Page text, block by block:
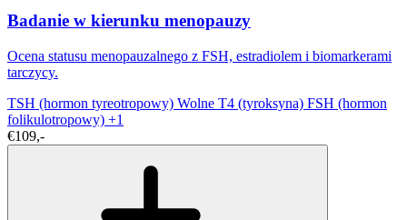
Badanie w kierunku menopauzy
Ocena statusu menopauzalnego z FSH, estradiolem i biomarkerami
tarczycy.
TSH (hormon tyreotropowy) Wolne T4 (tyroksyna) FSH (hormon
folikulotropowy) +1
€109,-